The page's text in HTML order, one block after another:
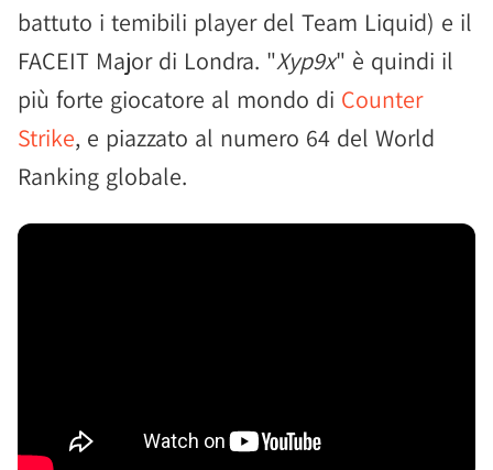
battuto i temibili player del Team Liquid) e il
FACEIT Major di Londra. "Xyp9x" è quindi il
più forte giocatore al mondo di Counter
Strike, e piazzato al numero 64 del World
Ranking globale.